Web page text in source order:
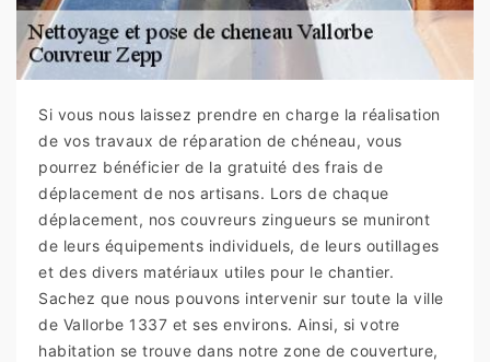
Si vous nous laissez prendre en charge la réalisation
de vos travaux de réparation de chéneau, vous
pourrez bénéficier de la gratuité des frais de
déplacement de nos artisans. Lors de chaque
déplacement, nos couvreurs zingueurs se muniront
de leurs équipements individuels, de leurs outillages
et des divers matériaux utiles pour le chantier.
Sachez que nous pouvons intervenir sur toute la ville
de Vallorbe 1337 et ses environs. Ainsi, si votre
habitation se trouve dans notre zone de couverture,